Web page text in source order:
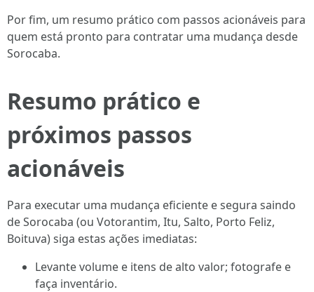
Por fim, um resumo prático com passos acionáveis para
quem está pronto para contratar uma mudança desde
Sorocaba.
Resumo prático e
próximos passos
acionáveis
Para executar uma mudança eficiente e segura saindo
de Sorocaba (ou Votorantim, Itu, Salto, Porto Feliz,
Boituva) siga estas ações imediatas:
Levante volume e itens de alto valor; fotografe e
faça inventário.